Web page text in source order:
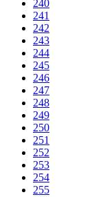
240
241
242
243
244
245
246
247
248
249
250
251
252
253
254
255